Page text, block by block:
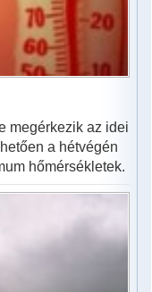
megérkezik az idei
a hétvégén
hőmérsékletek.